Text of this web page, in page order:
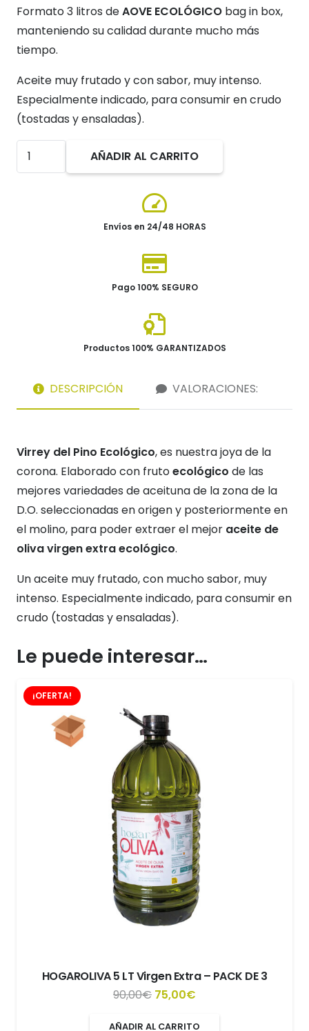
Formato 3 litros deAOVE ECOLÓGICO bag in box,
manteniendo su calidad durante mucho más
tiempo.
Aceite muy frutado y con sabor, muy intenso.
Especialmente indicado, para consumir en crudo
(tostadas y ensaladas).
VIRREY
BAG
AÑADIR AL CARRITO
Envíos en 24/48 HORAS
Pago 100% SEGURO
Productos 100% GARANTIZADOS
DESCRIPCIÓN VALORACIONES:
Virrey del Pino Ecológico, es nuestra joya de la
corona. Elaborado con frutoecológico de las
mejores variedades de aceituna de la zona de la
D.O. seleccionadas en origen y posteriormente en
el molino, para poder extraer el mejor aceite de
oliva virgen extra ecológico.
Un aceite muy frutado, con mucho sabor, muy
intenso. Especialmente indicado, para consumir en
crudo (tostadas y ensaladas).
Le puede interesar…
¡OFERTA!
HOGAROLIVA 5 LT Virgen Extra – PACK DE 3
90,00€ El
75,00€
AÑADIR AL CARRITO